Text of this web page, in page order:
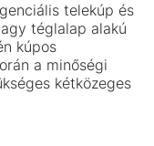
telekúp és
téglalap alakú
kúpos
a minőségi
kétközeges